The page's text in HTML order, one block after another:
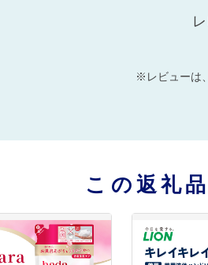
※レビューは
この返礼